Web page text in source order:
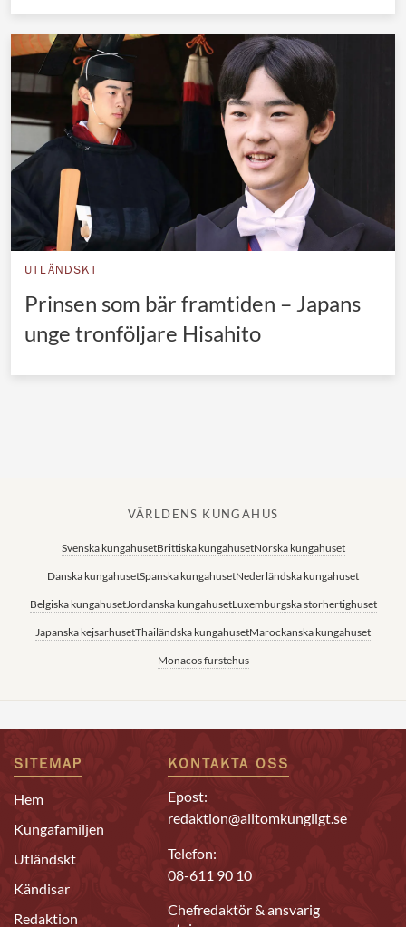
UTLÄNDSKT
Prinsen som bär framtiden – Japans
unge tronföljare Hisahito
VÄRLDENS KUNGAHUS
Svenska kungahusetBrittiska kungahusetNorska kungahuset
Danska kungahusetSpanska kungahusetNederländska kungahuset
Belgiska kungahusetJordanska kungahusetLuxemburgska storhertighuset
Japanska kejsarhusetThailändska kungahusetMarockanska kungahuset
Monacos furstehus
SITEMAP
Hem
Kungafamiljen
Utländskt
Kändisar
Redaktion
KONTAKTA OSS
Epost:
redaktion@alltomkungligt.se
Telefon:
08-611 90 10
Chefredaktör & ansvarig